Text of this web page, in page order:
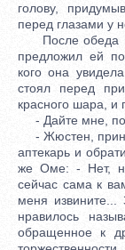
голову,
перед глазами у
После обеда
предложил ей
кого она
стоял перед
красного шара, и
- Дайте мне,
- Жюстен,
аптекарь и
же Оме: - Нет,
сейчас сама к
меня извините...
нравилось
обращенное к